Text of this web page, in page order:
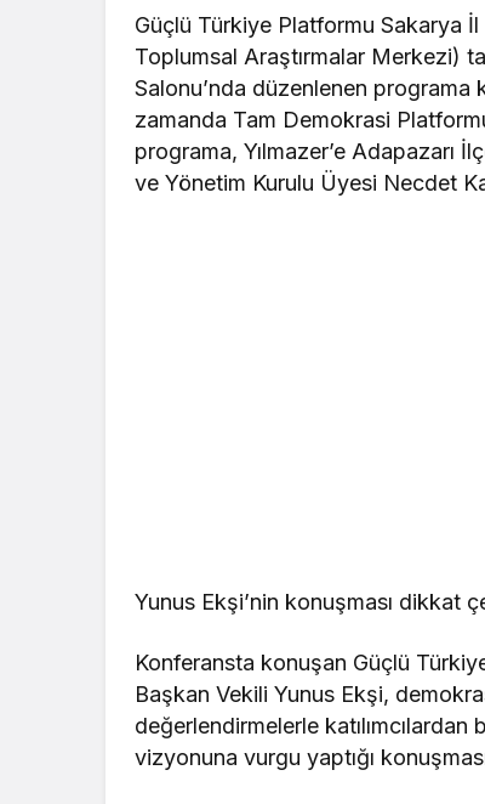
Güçlü Türkiye Platformu Sakarya
Toplumsal Araştırmalar Merkezi)
Salonu’nda düzenlenen programa
zamanda Tam Demokrasi
programa, Yılmazer’e Adapazarı
ve Yönetim Kurulu Üyesi Necdet
Yunus Ekşi’nin konuşması dikkat
Konferansta konuşan Güçlü
Başkan Vekili Yunus Ekşi,
değerlendirmelerle katılımcılardan
vizyonuna vurgu yaptığı